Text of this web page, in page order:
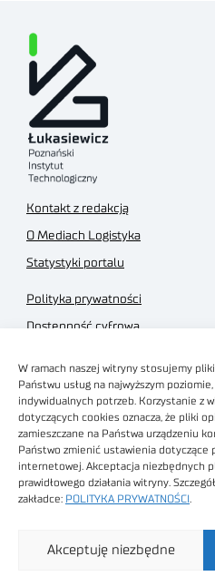
W ramach naszej witryny stosujemy
Państwu usług na najwyższym
indywidualnych potrzeb. Korzystanie z
dotyczących cookies oznacza, że pliki
zamieszczane na Państwa urządzeniu
Państwo zmienić ustawienia dotyczące
internetowej. Akceptacja niezbędnych
prawidłowego działania witryny.
zakładce: POLITYKA PRYWATNOŚCI
Akceptuję niezbędne
Kontakt z redakcją
O Mediach Logistyka
Statystyki portalu
Polityka prywatności
Dostępność cyfrowa
Regulamin sklepu
Obrazy stockowe
autorstwa
Technologiczny